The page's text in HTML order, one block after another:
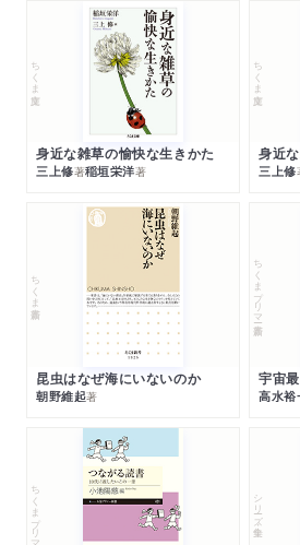
ちくま文庫
身近な雑草の愉快な生きかた
三上修著稲垣栄洋著
ちくま文庫
身近
三上修
ちくま新書
昆虫はなぜ海にいないのか
朝野維起著
ちくまプリマー新書
宇宙
高水裕
ちくまプリマー新書 シリーズ・全集